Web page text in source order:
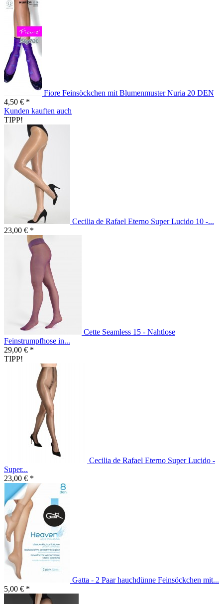
Fiore Feinsöckchen mit Blumenmuster Nuria 20 DEN
4,50 € *
Kunden kauften auch
TIPP!
Cecilia de Rafael Eterno Super Lucido 10 -...
23,00 € *
Cette Seamless 15 - Nahtlose
Feinstrumpfhose in...
29,00 € *
TIPP!
Cecilia de Rafael Eterno Super Lucido -
Super...
23,00 € *
Gatta - 2 Paar hauchdünne Feinsöckchen mit...
5,00 € *